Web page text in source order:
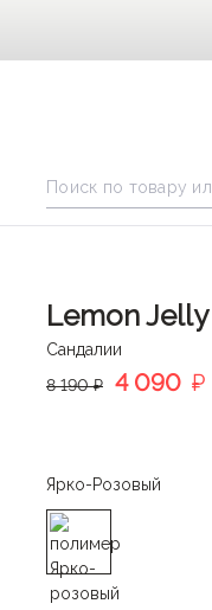
Lemon Jelly
Сандалии
8 190 ₽
4 090 ₽
Ярко-Розовый